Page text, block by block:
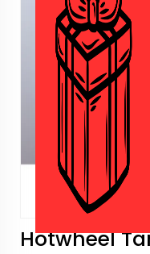
Hotwheel